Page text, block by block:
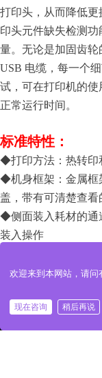
打印头，从而降低
印头元件缺失检测
量。无论是加固齿
USB 电缆，每一个
试，可在打印机的
正常运行时间。
标准特性：
◆打印方法：热转印
◆机身框架：金属框
盖，带有可清楚查看
◆侧面装入耗材的通
装入操作
◆配备 E3™
打印头，可展现更为
口、10/100 以太网
口
낀
首页 一
欢迎来到本网站，请问
现在咨询 稍后再说